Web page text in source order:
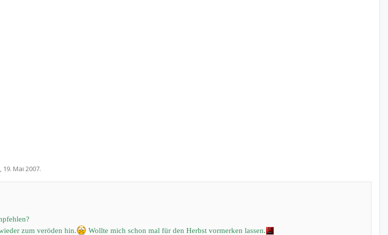
, 19. Mai 2007.
zum veröden hin.
Wollte mich schon mal für den Herbst vormerken lassen.